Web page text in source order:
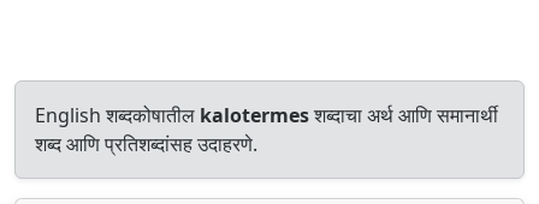
English शब्दकोषातील kalotermesशब्दाचा अर्थ आणि समानार्थी
शब्द आणि प्रतिशब्दांसह उदाहरणे.